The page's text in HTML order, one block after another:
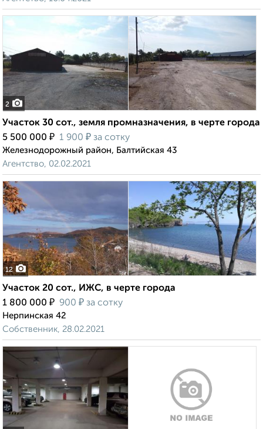
2
Участок 30 сот., земля промназначения, в черте города
5 500 000 ₽ 1 900 ₽ за сотку
Железнодорожный район, Балтийская 43
Агентство, 02.02.2021
12
Участок 20 сот., ИЖС, в черте города
1 800 000 ₽ 900 ₽ за сотку
Нерпинская 42
Собственник, 28.02.2021